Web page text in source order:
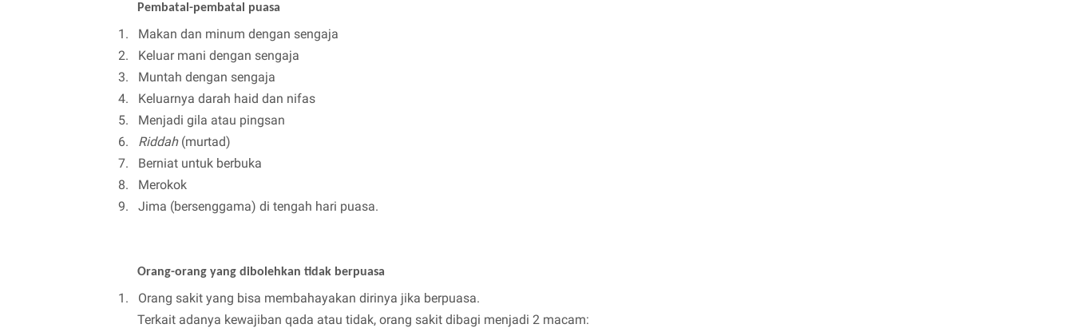
Pembatal-pembatal puasa
1.
Makan dan minum dengan sengaja
2.
Keluar mani dengan sengaja
3.
Muntah dengan sengaja
4.
Keluarnya darah haid dan nifas
5.
Menjadi gila atau pingsan
6.
Riddah(murtad)
7.
Berniat untuk berbuka
8.
Merokok
9.
Jima (bersenggama) di tengah hari puasa.
Orang-orang yang dibolehkan tidak berpuasa
1.
Orang sakit yang bisa membahayakan dirinya jika berpuasa.
Terkait adanya kewajiban qada atau tidak, orang sakit dibagi menjadi 2 macam: